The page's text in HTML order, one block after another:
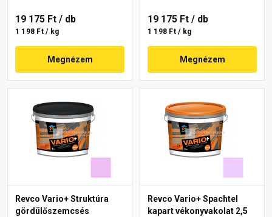
19 175 Ft / db
1 198 Ft / kg
Megnézem
19 175 Ft / db
1 198 Ft / kg
Megnézem
Revco Vario+ Struktúra
gördülőszemcsés
Revco Vario+ Spachtel
kapart vékonyvakolat 2,5